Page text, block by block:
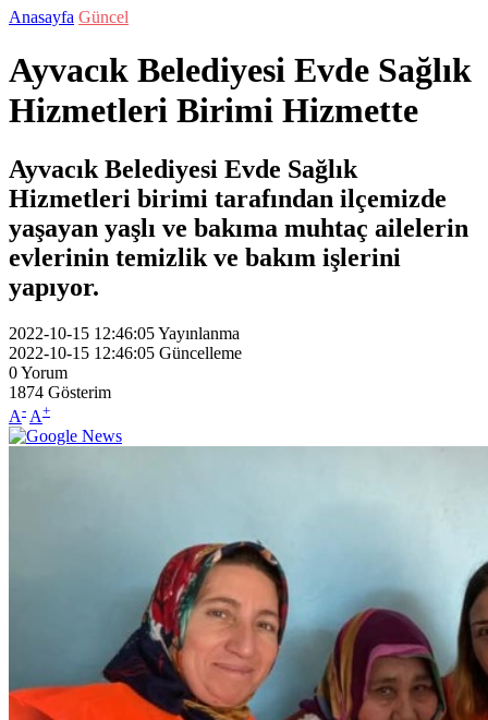
Anasayfa Güncel
Ayvacık Belediyesi Evde Sağlık
Hizmetleri Birimi Hizmette
Ayvacık Belediyesi Evde Sağlık
Hizmetleri birimi tarafından ilçemizde
yaşayan yaşlı ve bakıma muhtaç ailelerin
evlerinin temizlik ve bakım işlerini
yapıyor.
2022-10-15 12:46:05Yayınlanma
2022-10-15 12:46:05 Güncelleme
0Yorum
1874 Gösterim
A- A+